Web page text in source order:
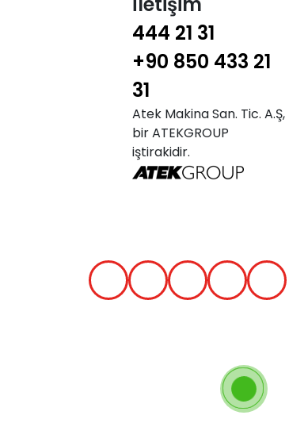
444 21 31
+90 850 433 21
31
Atek Makina San. Tic. A.Ş,
bir ATEKGROUP
iştirakidir.